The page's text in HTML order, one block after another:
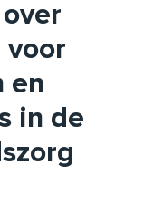
voor
en
in de